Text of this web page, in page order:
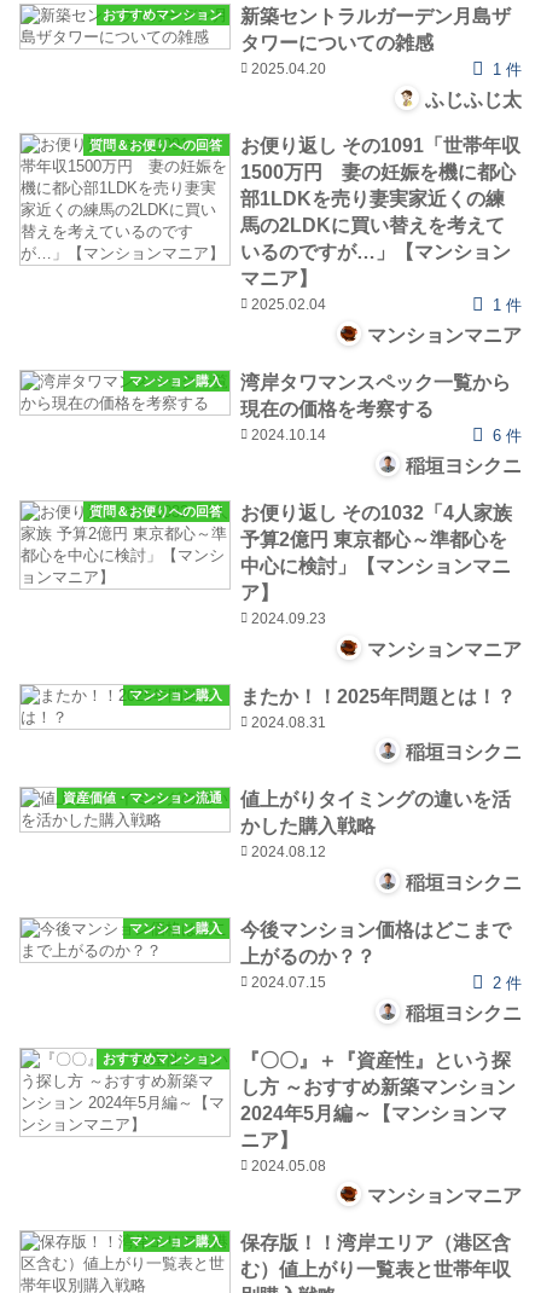
おすすめマンション
新築セントラルガーデン月島ザ
タワーについての雑感
2025.04.20 1 件
ふじふじ太
質問＆お便りへの回答
お便り返し その1091「世帯年収
1500万円 妻の妊娠を機に都心
部1LDKを売り妻実家近くの練
馬の2LDKに買い替えを考えて
いるのですが…」【マンション
マニア】
2025.02.04 1 件
マンションマニア
マンション購入
湾岸タワマンスペック一覧から
現在の価格を考察する
2024.10.14 6 件
稲垣ヨシクニ
質問＆お便りへの回答
お便り返し その1032「4人家族
予算2億円 東京都心～準都心を
中心に検討」【マンションマニ
ア】
2024.09.23
マンションマニア
マンション購入 またか！！2025年問題とは！？
2024.08.31
稲垣ヨシクニ
資産価値・マンション流通
値上がりタイミングの違いを活
かした購入戦略
2024.08.12
稲垣ヨシクニ
マンション購入
今後マンション価格はどこまで
上がるのか？？
2024.07.15 2 件
稲垣ヨシクニ
おすすめマンション
『〇〇』＋『資産性』という探
し方 ～おすすめ新築マンション
2024年5月編～【マンションマ
ニア】
2024.05.08
マンションマニア
マンション購入
保存版！！湾岸エリア（港区含
む）値上がり一覧表と世帯年収